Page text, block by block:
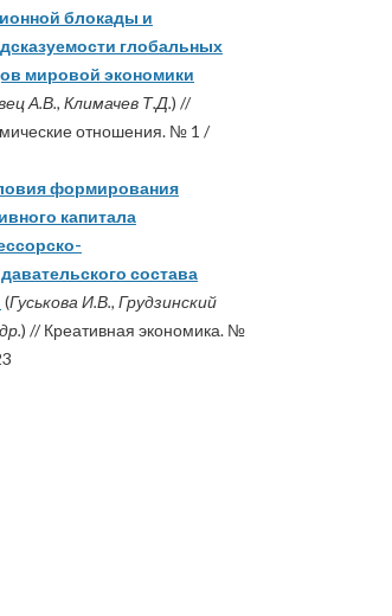
блокады и
глобальных
мировой экономики
А.В., Климачев Т.Д.) //
отношения. № 1 /
формирования
капитала
состава
(Гуськова И.В., Грудзинский
) // Креативная экономика. №